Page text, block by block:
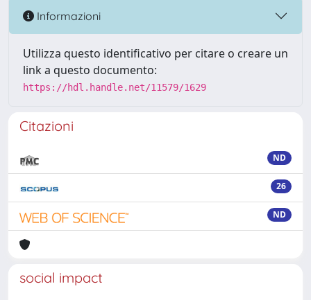
Informazioni
Utilizza questo identificativo per citare o creare un
link a questo documento:
https://hdl.handle.net/11579/1629
Citazioni
ND
26
ND
social impact